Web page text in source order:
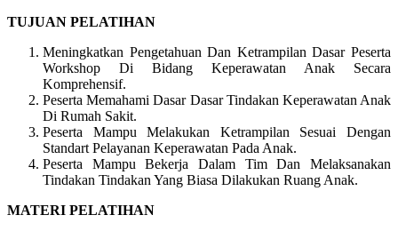
TUJUAN PELATIHAN
Meningkatkan Pengetahuan Dan Ketrampilan Dasar Peserta
Workshop Di Bidang Keperawatan Anak Secara
Komprehensif.
Peserta Memahami Dasar Dasar Tindakan Keperawatan Anak
Di Rumah Sakit.
Peserta Mampu Melakukan Ketrampilan Sesuai Dengan
Standart Pelayanan Keperawatan Pada Anak.
Peserta Mampu Bekerja Dalam Tim Dan Melaksanakan
Tindakan Tindakan Yang Biasa Dilakukan Ruang Anak.
MATERI PELATIHAN